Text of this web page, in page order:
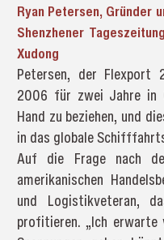
Ryan Petersen, Gründer
Shenzhener
Xudong
Petersen, der Flexport
2006 für zwei Jahre in
Hand zu beziehen, und
in das globale
Auf die Frage nach
amerikanischen
und Logistikveteran,
profitieren. „Ich erwarte